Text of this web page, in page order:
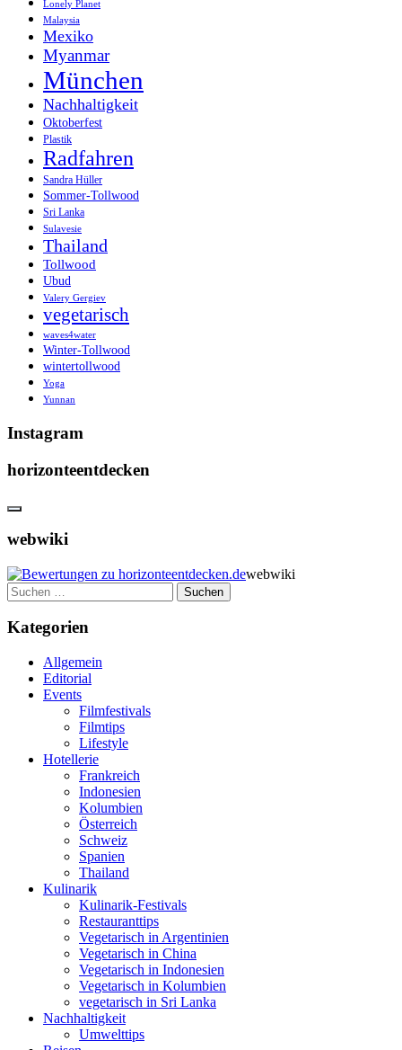
Lonely Planet
Malaysia
Mexiko
Myanmar
München
Nachhaltigkeit
Oktoberfest
Plastik
Radfahren
Sandra Hüller
Sommer-Tollwood
Sri Lanka
Sulavesie
Thailand
Tollwood
Ubud
Valery Gergiev
vegetarisch
waves4water
Winter-Tollwood
wintertollwood
Yoga
Yunnan
Instagram
horizonteentdecken
webwiki
webwiki
Suchen
nach:
Kategorien
Allgemein
Editorial
Events
Filmfestivals
Filmtips
Lifestyle
Hotellerie
Frankreich
Indonesien
Kolumbien
Österreich
Schweiz
Spanien
Thailand
Kulinarik
Kulinarik-Festivals
Restauranttips
Vegetarisch in Argentinien
Vegetarisch in China
Vegetarisch in Indonesien
Vegetarisch in Kolumbien
vegetarisch in Sri Lanka
Nachhaltigkeit
Umwelttips